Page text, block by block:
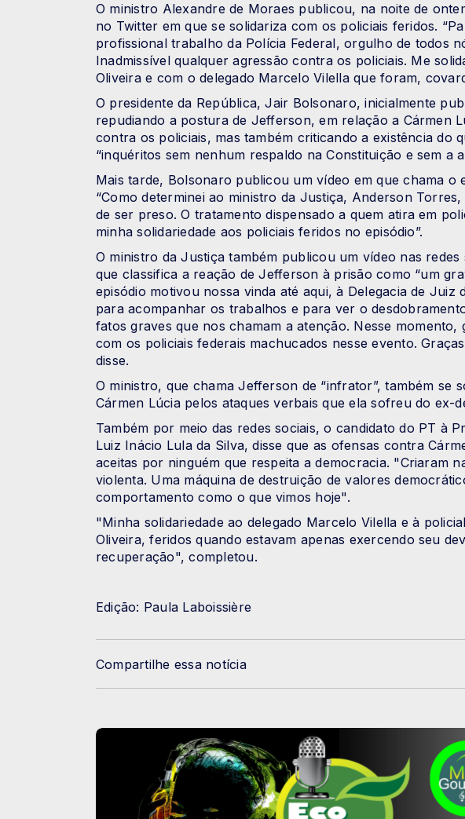
O ministro Alexandre de Moraes publicou, na noite de
no Twitter em que se solidariza com os policiais feridos.
profissional trabalho da Polícia Federal, orgulho de todos
Inadmissível qualquer agressão contra os policiais. Me
Oliveira e com o delegado Marcelo Vilella que foram,
O presidente da República, Jair Bolsonaro, inicialmente
repudiando a postura de Jefferson, em relação a Cármen
contra os policiais, mas também criticando a existência do
“inquéritos sem nenhum respaldo na Constituição e sem a
Mais tarde, Bolsonaro publicou um vídeo em que chama o
“Como determinei ao ministro da Justiça, Anderson
de ser preso. O tratamento dispensado a quem atira em
minha solidariedade aos policiais feridos no episódio”.
O ministro da Justiça também publicou um vídeo nas redes
que classifica a reação de Jefferson à prisão como “um
episódio motivou nossa vinda até aqui, à Delegacia de Juiz
para acompanhar os trabalhos e para ver o
fatos graves que nos chamam a atenção. Nesse momento,
com os policiais federais machucados nesse evento.
disse.
O ministro, que chama Jefferson de “infrator”, também se
Cármen Lúcia pelos ataques verbais que ela sofreu do ex-
Também por meio das redes sociais, o candidato do PT à
Luiz Inácio Lula da Silva, disse que as ofensas contra
aceitas por ninguém que respeita a democracia. "Criaram
violenta. Uma máquina de destruição de valores
comportamento como o que vimos hoje".
"Minha solidariedade ao delegado Marcelo Vilella e à
Oliveira, feridos quando estavam apenas exercendo seu
recuperação", completou.
Edição: Paula Laboissière
Compartilhe essa notícia